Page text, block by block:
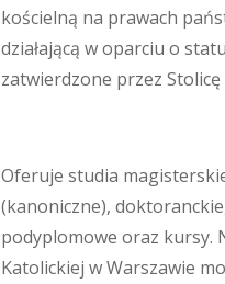
kościelną na prawach
działającą w oparciu o
zatwierdzone przez
Oferuje studia
(kanoniczne),
podyplomowe oraz kursy.
Katolickiej w Warszawie